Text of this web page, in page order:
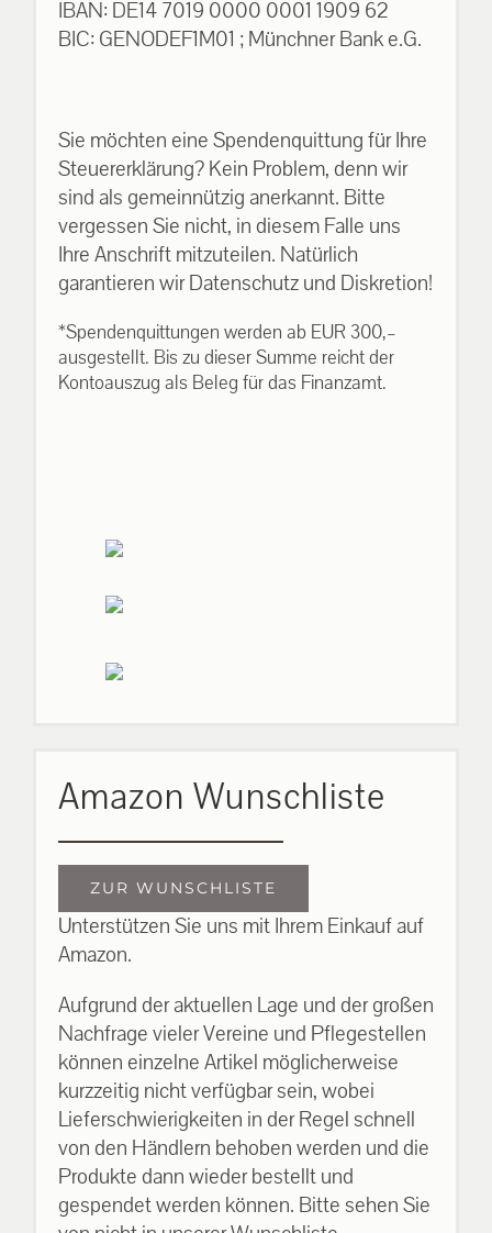
IBAN: DE14 7019 0000 0001 1909 62
BIC: GENODEF1M01 ; Münchner Bank e.G.
Sie möchten eine Spendenquittung für Ihre
Steuererklärung? Kein Problem, denn wir
sind als gemeinnützig anerkannt. Bitte
vergessen Sie nicht, in diesem Falle uns
Ihre Anschrift mitzuteilen. Natürlich
garantieren wir Datenschutz und Diskretion!
*Spendenquittungen werden ab EUR 300,–
ausgestellt. Bis zu dieser Summe reicht der
Kontoauszug als Beleg für das Finanzamt.
Amazon Wunschliste
ZUR WUNSCHLISTE
Unterstützen Sie uns mit Ihrem Einkauf auf
Amazon.
Aufgrund der aktuellen Lage und der großen
Nachfrage vieler Vereine und Pflegestellen
können einzelne Artikel möglicherweise
kurzzeitig nicht verfügbar sein, wobei
Lieferschwierigkeiten in der Regel schnell
von den Händlern behoben werden und die
Produkte dann wieder bestellt und
gespendet werden können. Bitte sehen Sie